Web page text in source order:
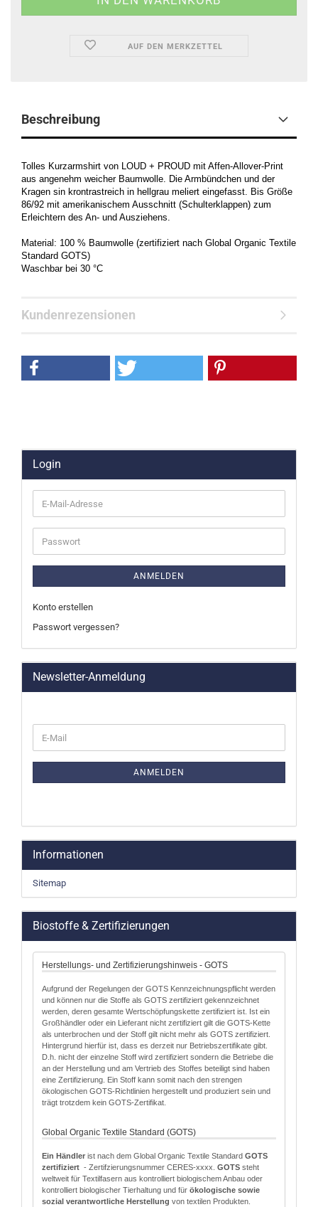
AUF DEN MERKZETTEL
Beschreibung
Tolles Kurzarmshirt von LOUD + PROUD mit Affen-Allover-Print
aus angenehm weicher Baumwolle. Die Armbündchen und der
Kragen sin krontrastreich in hellgrau meliert eingefasst. Bis Größe
86/92 mit amerikanischem Ausschnitt (Schulterklappen) zum
Erleichtern des An- und Ausziehens.
Material: 100 % Baumwolle (zertifiziert nach Global Organic Textile
Standard GOTS)
Waschbar bei 30 °C
Kundenrezensionen
Login
E-
Mail-
Adresse
Passwort
ANMELDEN
Konto erstellen
Passwort vergessen?
Newsletter-Anmeldung
ZUR
E-
Mail
ANMELDEN
Informationen
Sitemap
Biostoffe & Zertifizierungen
Herstellungs- und Zertifizierungshinweis - GOTS
Aufgrund der Regelungen der GOTS Kennzeichnungspflicht werden
und können nur die Stoffe als GOTS zertifiziert gekennzeichnet
werden, deren gesamte Wertschöpfungskette zertifiziert ist. Ist ein
Großhändler oder ein Lieferant nicht zertifiziert gilt die GOTS-Kette
als unterbrochen und der Stoff gilt nicht mehr als GOTS zertifiziert.
Hintergrund hierfür ist, dass es derzeit nur Betriebszertifikate gibt.
D.h. nicht der einzelne Stoff wird zertifiziert sondern die Betriebe die
an der Herstellung und am Vertrieb des Stoffes beteiligt sind haben
eine Zertifizierung. Ein Stoff kann somit nach den strengen
ökologischen GOTS-Richtlinien hergestellt und produziert sein und
trägt trotzdem kein GOTS-Zertifikat.
Global Organic Textile Standard (GOTS)
Ein Händler ist nach dem Global Organic Textile Standard GOTS
zertifiziert - Zertifzierungsnummer CERES-xxxx. GOTS steht
weltweit für Textilfasern aus kontrolliert biologischem Anbau oder
kontrolliert biologischer Tierhaltung und für ökologische sowie
sozial verantwortliche Herstellung von textilen Produkten.